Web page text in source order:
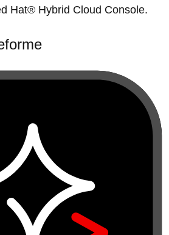
Hat® Hybrid Cloud Console.